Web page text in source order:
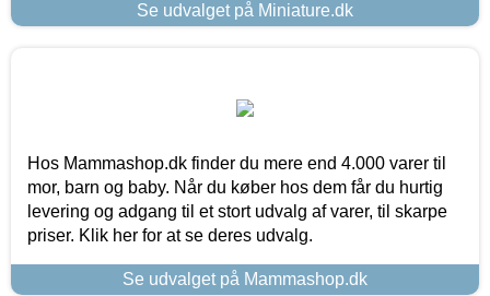
Se udvalget på Miniature.dk
Hos Mammashop.dk finder du mere end 4.000 varer til
mor, barn og baby. Når du køber hos dem får du hurtig
levering og adgang til et stort udvalg af varer, til skarpe
priser. Klik her for at se deres udvalg.
Se udvalget på Mammashop.dk